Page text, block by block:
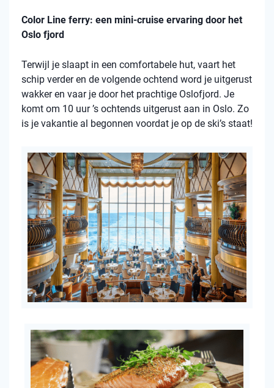
Color Line ferry: een mini-cruise ervaring door het
Oslo fjord
Terwijl je slaapt in een comfortabele hut, vaart het
schip verder en de volgende ochtend word je uitgerust
wakker en vaar je door het prachtige Oslofjord. Je
komt om 10 uur ’s ochtends uitgerust aan in Oslo. Zo
is je vakantie al begonnen voordat je op de ski’s staat!